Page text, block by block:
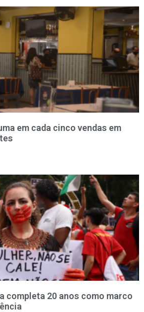
em cada cinco vendas em
completa 20 anos como marco